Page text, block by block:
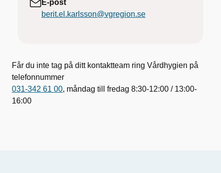
E-post
berit.el.karlsson@vgregion.se
Får du inte tag på ditt kontaktteam ring Vårdhygien på
telefonnummer
031-342 61 00, måndag till fredag 8:30-12:00 / 13:00-
16:00